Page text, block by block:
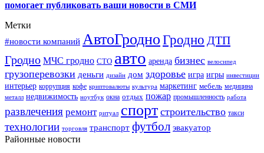
помогает публиковать ваши новости в СМИ
Метки
#новости компаний АвтоГродноГродно ДТП
Гродно МЧС гродно СТО авто аренда бизнес велосипед
грузоперевозки деньги дизайн дом здоровье игра игры инвестиции
интерьер коррупция кофе криптовалюты культура маркетинг мебель медицина
металл недвижимость ноутбук окна отдых пожар промышленность работа
развлечения ремонт ритуал спорт строительство такси
технологии торговля транспорт футбол эвакуатор
Районные новости